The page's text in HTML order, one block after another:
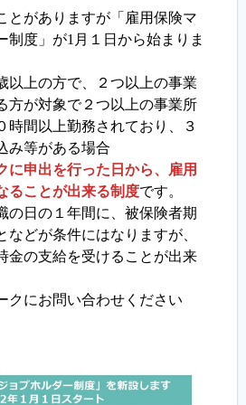
ー
とがありますが「雇用保険マ
制度」が1月１日から始まりま
以上の方で、２つ以上の事業
方が対象で２つ以上の事業所
時間以上勤務されており、３
み等がある場合
に申出を行った日から、雇用
ることが出来る制度です。
の日の１年間に、被保険者期
などが条件にはなりますが、
金の支給を受けることが出来
クにお問い合わせください